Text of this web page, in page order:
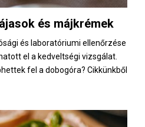
és májkrémek
és laboratóriumi ellenőrzése
el a kedveltségi vizsgálat.
fel a dobogóra? Cikkünkből